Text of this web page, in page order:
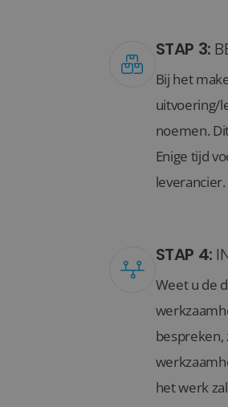
STAP 3:
Bij het
uitvoering/
noemen.
Enige tijd
STAP 4:
Weet u de
bespreken,
het werk